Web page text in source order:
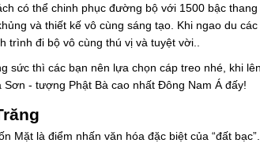
có thể chinh phục đường bộ với 1500 bậc thang
và thiết kế vô cùng sáng tạo. Khi ngao du
trình đi bộ vô cùng thú vị và tuyệt vời..
sức thì các bạn nên lựa chọn cáp treo nhé, khi
- tượng Phật Bà cao nhất Đông Nam Á đấy!
Mặt là điểm nhấn văn hóa đặc biệt của “đất